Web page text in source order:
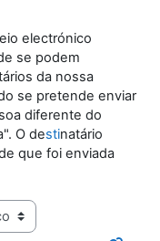
electrónico
se podem
da nossa
se pretende enviar
diferente do
O destinatário
que foi enviada